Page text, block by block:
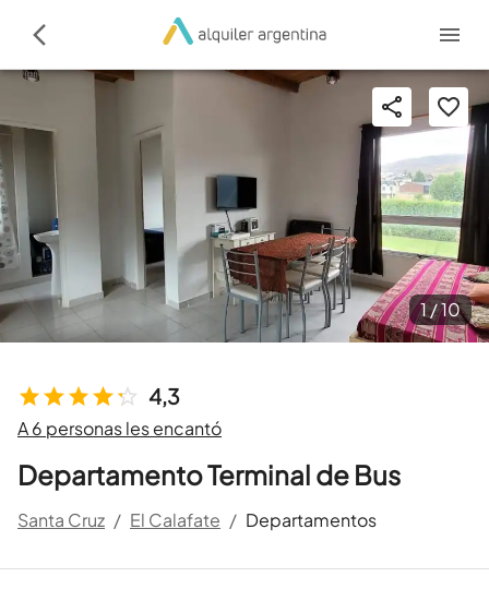
4,3
A 6 personas les encantó
Departamento Terminal de Bus
Santa Cruz / El Calafate / Departamentos
1 /10